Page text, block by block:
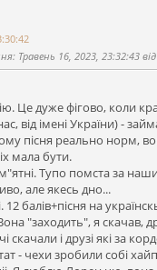
: Травень 16, 2023, 23:32:43
Це дуже фігово, коли
від імені України) -
пісня реально норм,
мала бути.
Тупо помста за
але якесь дно...
балів+пісня на
"заходить", я скачав,
скачали і друзі які за
- чехи зробили собі